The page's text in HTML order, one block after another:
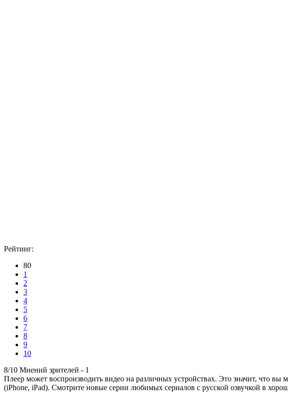
Рейтинг:
80
1
2
3
4
5
6
7
8
9
10
8/10 Мнений зрителей - 1
Плеер может воспроизводить видео на различных устройствах. Это значит, что вы
(iPhone, iPad). Смотрите новые серии любимых сериалов с русской озвучкой в